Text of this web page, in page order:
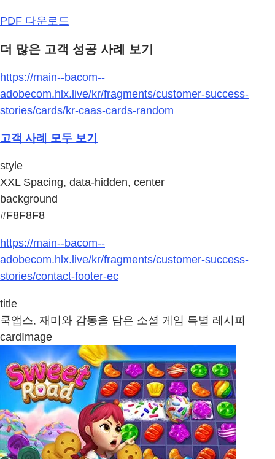
PDF 다운로드
더 많은 고객 성공 사례 보기
https://main--bacom--
adobecom.hlx.live/kr/fragments/customer-success-
stories/cards/kr-caas-cards-random
고객 사례 모두 보기
style
XXL Spacing, data-hidden, center
background
#F8F8F8
https://main--bacom--
adobecom.hlx.live/kr/fragments/customer-success-
stories/contact-footer-ec
title
쿡앱스, 재미와 감동을 담은 소셜 게임 특별 레시피
cardImage